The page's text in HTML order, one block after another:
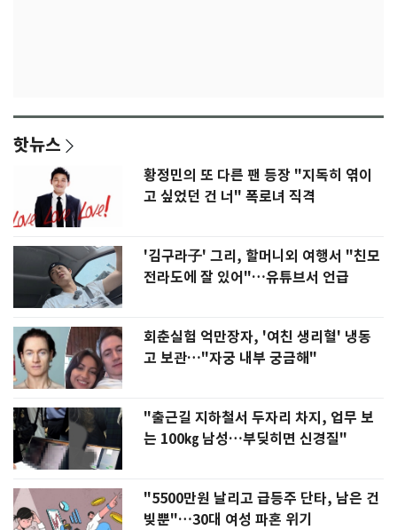
핫뉴스
황정민의 또 다른 팬 등장 "지독히 엮이
고 싶었던 건 너" 폭로녀 직격
'김구라子' 그리, 할머니외 여행서 "친모
전라도에 잘 있어"…유튜브서 언급
회춘실험 억만장자, '여친 생리혈' 냉동
고 보관…"자궁 내부 궁금해"
"출근길 지하철서 두자리 차지, 업무 보
는 100㎏ 남성…부딪히면 신경질"
"5500만원 날리고 급등주 단타, 남은 건
빚뿐"…30대 여성 파혼 위기